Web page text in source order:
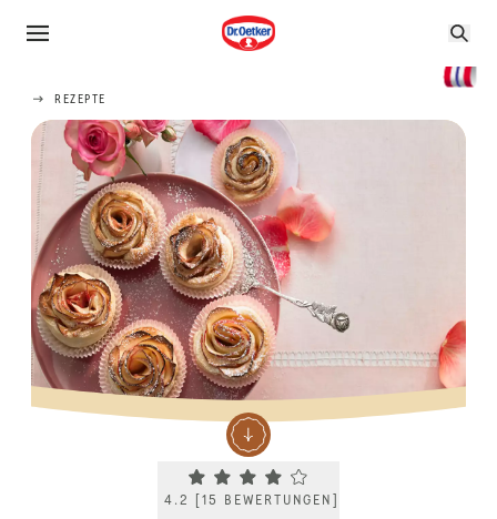
REZEPTE
Current rating 4.2. Click to rate.
4.2 15 BEWERTUNGEN